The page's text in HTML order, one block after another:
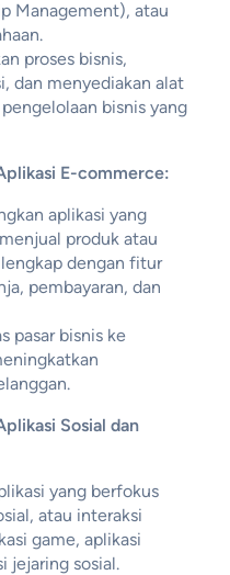
Management), atau
proses bisnis,
dan menyediakan alat
bisnis yang
E-commerce:
aplikasi yang
produk atau
dengan fitur
pembayaran, dan
pasar bisnis ke
Sosial dan
yang berfokus
atau interaksi
game, aplikasi
jejaring sosial.